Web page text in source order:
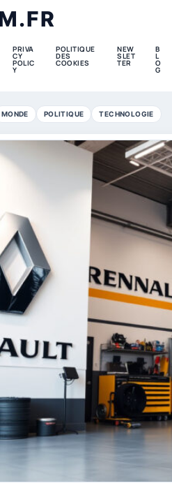
PRIVA
CY
POLIC
Y
POLITIQUE
DES
COOKIES
NEW
SLET
TER
B
L
O
G
MONDE POLITIQUE TECHNOLOGIE